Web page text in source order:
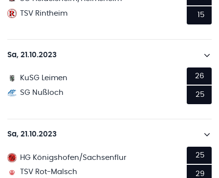
TSV Rintheim
15
Sa, 21.10.2023
KuSG Leimen
SG Nußloch
26
25
Sa, 21.10.2023
HG Königshofen/Sachsenflur
TSV Rot-Malsch
25
29